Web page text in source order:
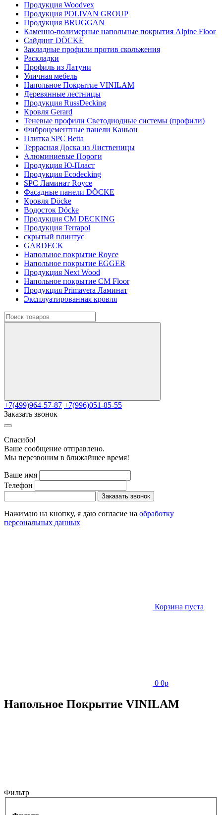
Продукция Woodvex
Продукция POLIVAN GROUP
Продукция BRUGGAN
Каменно-полимерные напольные покрытия Alpine Floor
Сайдинг DÖCKE
Закладные профили против скольжения
Раскладки
Профиль из Латуни
Уличная мебель
Напольное Покрытие VINILAM
Деревянные лестницы
Продукция RussDecking
Кровля Gerard
Теневые профили Светодиодные системы (профили)
Фиброцементные панели Каньон
Плитка SPC Betta
Террасная Доска из Лиственицы
Алюминиевые Пороги
Продукция Ю-Пласт
Продукция Ecodecking
SPC Ламинат Royce
Фасадные панели DÖCKE
Кровля Döcke
Водосток Döcke
Продукция CM DECKING
Продукция Terrapol
скрытый плинтус
GARDECK
Напольное покрытие Royce
Напольное покрытие EGGER
Продукция Next Wood
Напольное покрытие CM Floor
Продукция Primavera Ламинат
Эксплуатированная кровля
+7(499)964-57-87 +7(996)051-85-55
Заказать звонок
Cпасибо!
Ваше сообщение отправлено.
Мы перезвоним в ближайшее время!
Ваше имя
Телефон
Заказать звонок
Нажимаю на кнопку, я даю согласие на обработку
персональных данных
Корзина пуста
0 0p
Напольное Покрытие VINILAM
Фильтр